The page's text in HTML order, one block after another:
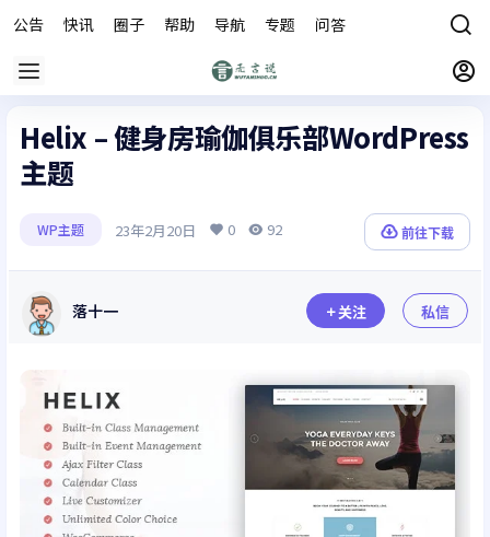
公告 快讯 圈子 帮助 导航 专题 问答
Helix – 健身房瑜伽俱乐部WordPress
主题
WP主题 23年2月20日 0 92 前往下载
落十一 关注 私信